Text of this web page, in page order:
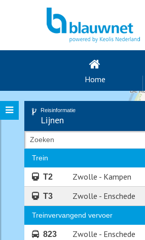
Home
Reisinformatie
Lijnen
Zoeken
Trein
T2 Zwolle - Kampen
T3 Zwolle - Enschede
Treinvervangend vervoer
823 Zwolle - Enschede